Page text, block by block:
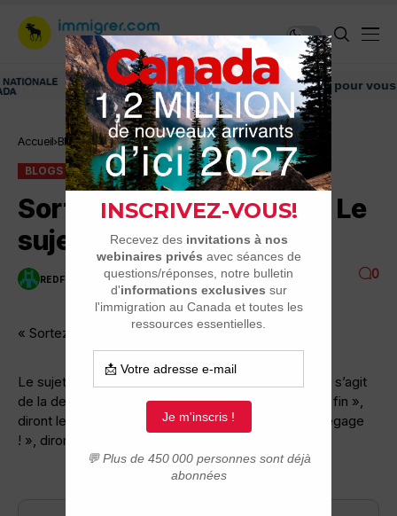
Découvrez nos conseils et informations pour vous
Accueil Blogs Sortez vos mouchoirs ! » Le sujet…
BLOGS
Sortez vos mouchoirs ! » Le
sujet…
REDFLAG 1 MINUTES DE LECTURE 2.3K VUES 0
« Sortez vos mouchoirs ! »
Le sujet de cette chronique est tout trouvé puisqu’il s’agit
de la dernière. « Toutes les bonnes choses ont une fin »,
diront les plus fatalistes de mes fans :-), »Enfin il dégage
! », diront d’autres.